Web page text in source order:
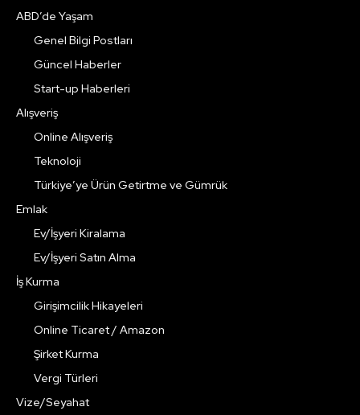
ABD’de Yaşam
Genel Bilgi Postları
Güncel Haberler
Start-up Haberleri
Alışveriş
Online Alışveriş
Teknoloji
Türkiye’ye Ürün Getirtme ve Gümrük
Emlak
Ev/İşyeri Kiralama
Ev/İşyeri Satın Alma
İş Kurma
Girişimcilik Hikayeleri
Online Ticaret / Amazon
Şirket Kurma
Vergi Türleri
Vize/Seyahat